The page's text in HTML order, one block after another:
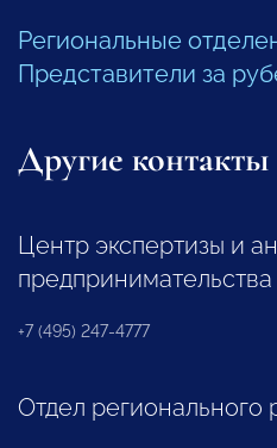
Региональные
Представители за
Другие контакты
Центр экспертизы и
предпринимательства
+7 (495) 247-4777
Отдел регионального